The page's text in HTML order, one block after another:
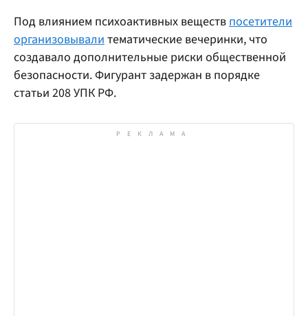
Под влиянием психоактивных веществпосетители
организовывалитематические вечеринки, что
создавало дополнительные риски общественной
безопасности. Фигурант задержан в порядке
статьи 208 УПК РФ.